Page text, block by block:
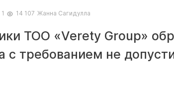
1 14 107 Жанна Сагидулла
ТОО «Verety Group»
с требованием не